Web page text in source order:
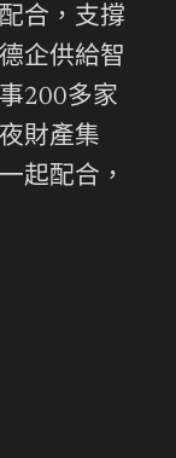
合，支撐
企供給智
200多家
財產集
起配合，